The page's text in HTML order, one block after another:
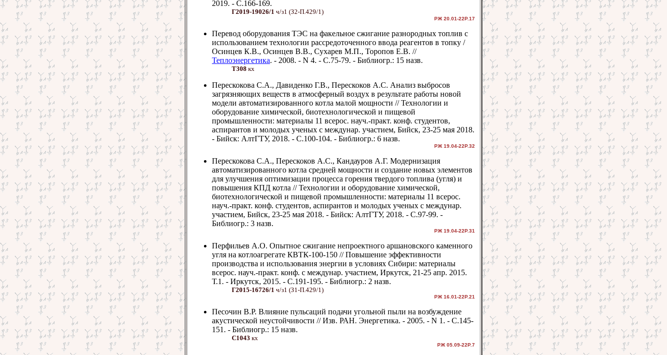
2019. - С.166-169.
Г2019-19026/1 ч/з1 (З2-П.429/1)
РЖ 20.01-22Р.17
Перевод оборудования ТЭС на факельное сжигание разнородных топлив с
использованием технологии рассредоточенного ввода реагентов в топку /
Осинцев К.В., Осинцев В.В., Сухарев М.П., Торопов Е.В. //
Теплоэнергетика. - 2008. - N 4. - С.75-79. - Библиогр.: 15 назв.
Т308 кх
Перескокова С.А., Давиденко Г.В., Перескоков А.С. Анализ выбросов
загрязняющих веществ в атмосферный воздух в результате работы новой
модели автоматизированного котла малой мощности // Технологии и
оборудование химической, биотехнологической и пищевой
промышленности: материалы 11 всерос. науч.-практ. конф. студентов,
аспирантов и молодых ученых с междунар. участием, Бийск, 23-25 мая 2018.
- Бийск: АлтГТУ, 2018. - С.100-104. - Библиогр.: 6 назв.
РЖ 19.04-22Р.32
Перескокова С.А., Перескоков А.С., Кандауров А.Г. Модернизация
автоматизированного котла средней мощности и создание новых элементов
для улучшения оптимизации процесса горения твердого топлива (угля) и
повышения КПД котла // Технологии и оборудование химической,
биотехнологической и пищевой промышленности: материалы 11 всерос.
науч.-практ. конф. студентов, аспирантов и молодых ученых с междунар.
участием, Бийск, 23-25 мая 2018. - Бийск: АлтГТУ, 2018. - С.97-99. -
Библиогр.: 3 назв.
РЖ 19.04-22Р.31
Перфильев А.О. Опытное сжигание непроектного аршановского каменного
угля на котлоагрегате КВТК-100-150 // Повышение эффективности
производства и использования энергии в условиях Сибири: материалы
всерос. науч.-практ. конф. с междунар. участием, Иркутск, 21-25 апр. 2015.
Т.1. - Иркутск, 2015. - С.191-195. - Библиогр.: 2 назв.
Г2015-16726/1 ч/з1 (З1-П.429/1)
РЖ 16.01-22Р.21
Песочин В.Р. Влияние пульсаций подачи угольной пыли на возбуждение
акустической неустойчивости // Изв. РАН. Энергетика. - 2005. - N 1. - С.145-
151. - Библиогр.: 15 назв.
С1043 кх
РЖ 05.09-22Р.7